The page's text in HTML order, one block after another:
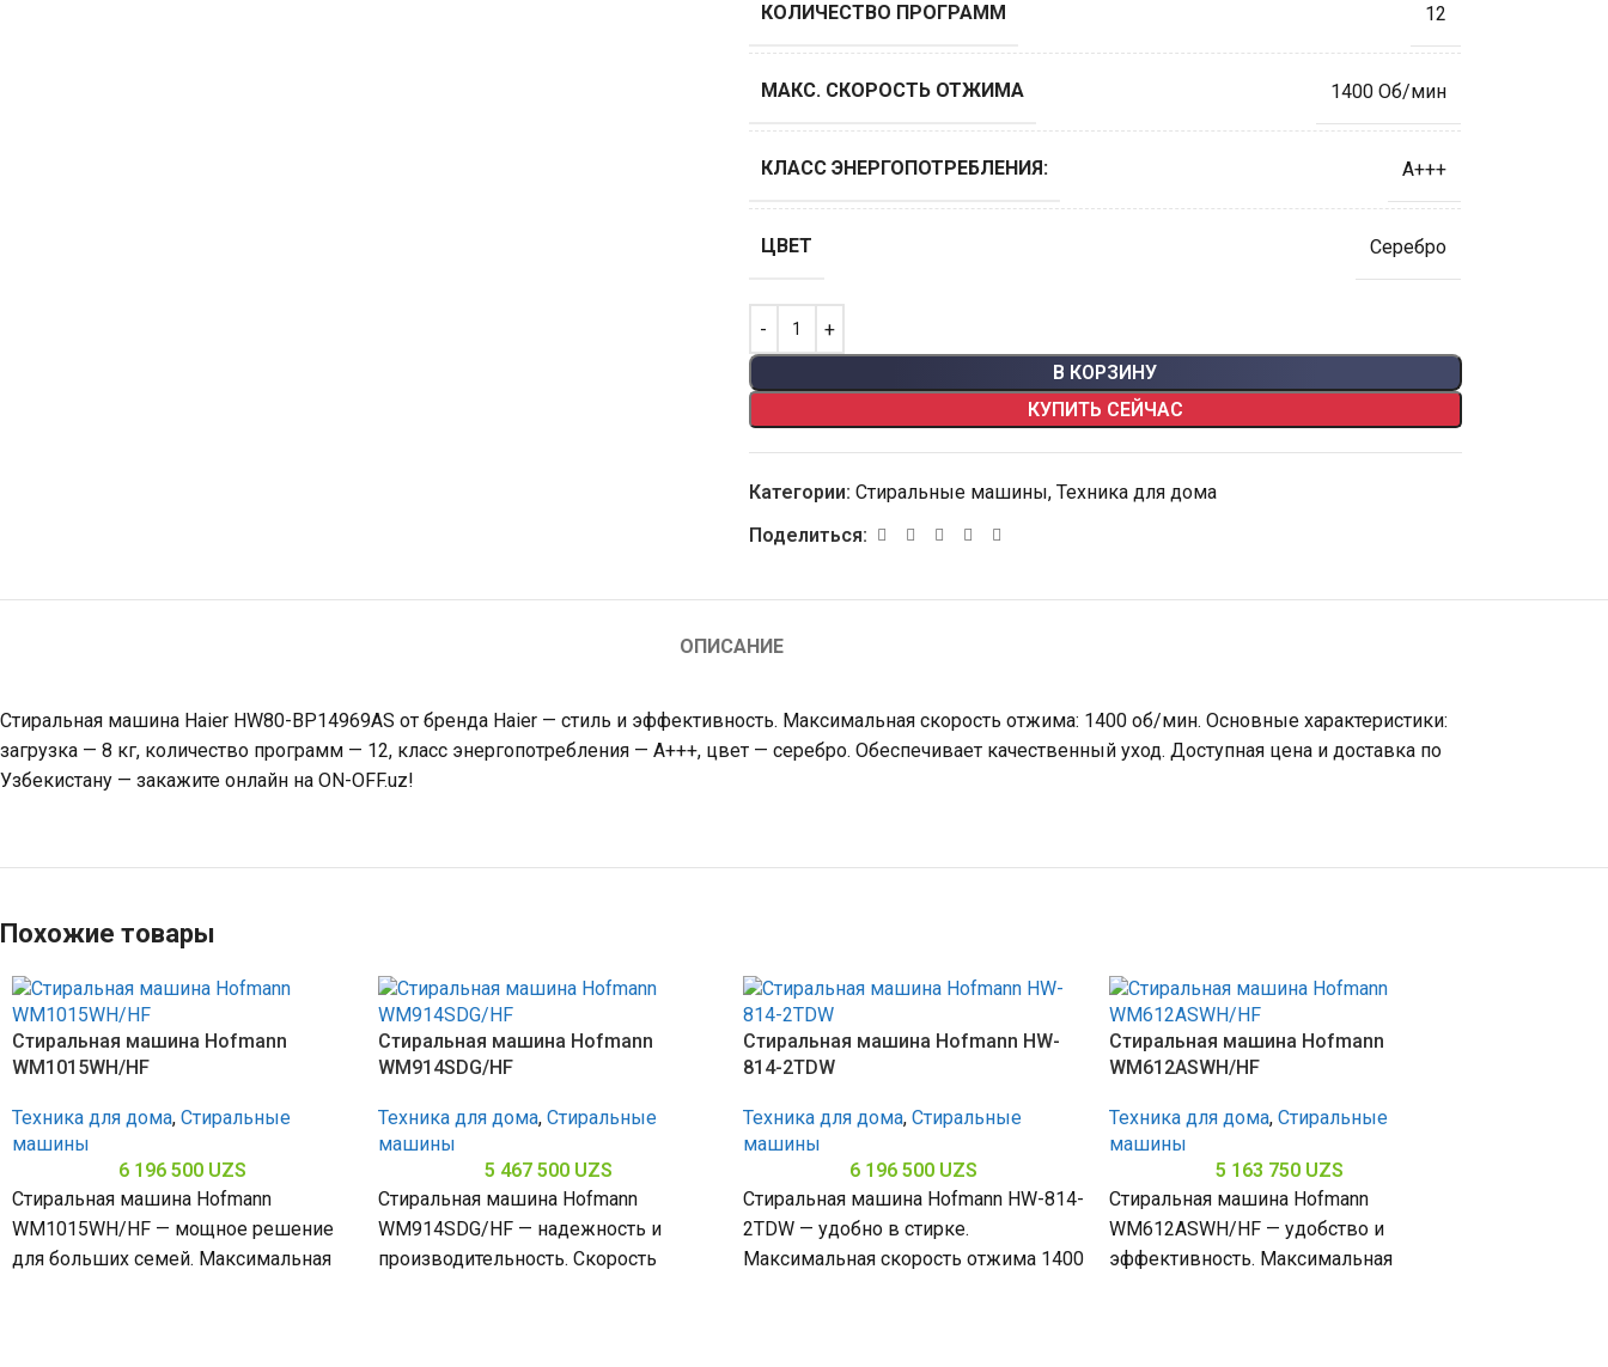
КОЛИЧЕСТВО ПРОГРАММ 12
МАКС. СКОРОСТЬ ОТЖИМА 1400 Об/мин
КЛАСС ЭНЕРГОПОТРЕБЛЕНИЯ: A+++
ЦВЕТ Серебро
В КОРЗИНУ
КУПИТЬ СЕЙЧАС
Категории: Стиральные машины, Техника для дома
Поделиться:
ОПИСАНИЕ
Стиральная машина Haier HW80-BP14969AS от бренда Haier — стиль и эффективность. Максимальная скорость отжима: 1400 об/мин. Основные характеристики:
загрузка — 8 кг, количество программ — 12, класс энергопотребления — A+++, цвет — серебро. Обеспечивает качественный уход. Доступная цена и доставка по
Узбекистану — закажите онлайн на ON-OFF.uz!
Похожие товары
Стиральная машина Hofmann
WM1015WH/HF
Техника для дома, Стиральные
машины
6 196 500 UZS
Стиральная машина Hofmann
WM1015WH/HF — мощное решение
для больших семей. Максимальная
Стиральная машина Hofmann
WM914SDG/HF
Техника для дома, Стиральные
машины
5 467 500 UZS
Стиральная машина Hofmann
WM914SDG/HF — надежность и
производительность. Скорость
Стиральная машина Hofmann HW-
814-2TDW
Техника для дома, Стиральные
машины
6 196 500 UZS
Стиральная машина Hofmann HW-814-
2TDW — удобно в стирке.
Максимальная скорость отжима 1400
Стиральная машина Hofmann
WM612ASWH/HF
Техника для дома, Стиральные
машины
5 163 750 UZS
Стиральная машина Hofmann
WM612ASWH/HF — удобство и
эффективность. Максимальная